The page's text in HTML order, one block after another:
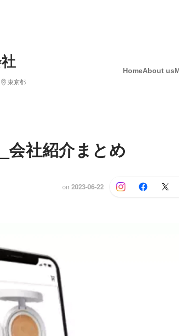
東京都
HomeAbout us
会社紹介まとめ
on 2023-06-22